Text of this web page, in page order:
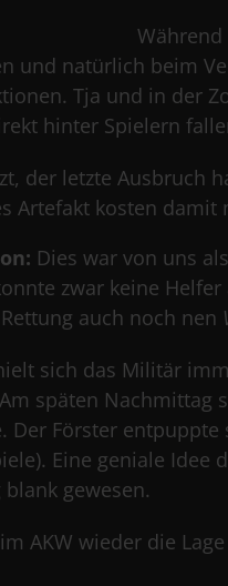
und natürlich beim
Tja und in der
hinter Spielern
der letzte Ausbruch
Artefakt kosten
Dies war von uns
zwar keine
auch noch nen
sich das Militär
späten
Der Förster
Eine geniale
gewesen.
AKW wieder die